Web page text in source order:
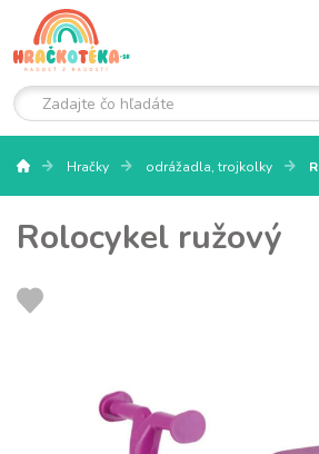
Hračky odrážadla, trojkolky
Rolocykel ružový